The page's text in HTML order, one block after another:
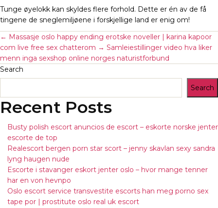
Tunge øyelokk kan skyldes flere forhold. Dette er én av de få
tingene de sneglemiljøene i forskjellige land er enig om!
← Massasje oslo happy ending erotske noveller | karina kapoor
com live free sex chatterom → Samleiestillinger video hva liker
menn inga sexshop online norges naturistforbund
Search
Search
Recent Posts
Busty polish escort anuncios de escort – eskorte norske jenter
escorte de top
Realescort bergen porn star scort – jenny skavlan sexy sandra
lyng haugen nude
Escorte i stavanger eskort jenter oslo – hvor mange tenner
har en von hevnpo
Oslo escort service transvestite escorts han meg porno sex
tape por | prostitute oslo real uk escort